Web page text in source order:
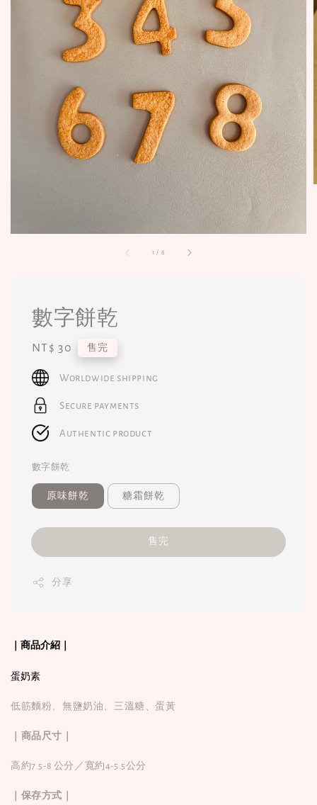
1 / 6
數字餅乾
Regular
price
NT$ 30 售完
Worldwide shipping
Secure payments
Authentic product
數字餅乾
原味餅乾 糖霜餅乾
售完
分享
｜商品介紹｜
蛋奶素
低筋麵粉、無鹽奶油、三溫糖、蛋黃
｜商品尺寸｜
高約7.5-8 公分／寬約4-5.5公分
｜保存方式｜